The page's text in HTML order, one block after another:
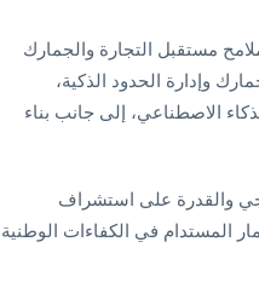
مستقبل التجارة والجمارك
وإدارة الحدود الذكية،
الاصطناعي، إلى جانب بناء
والقدرة على استشراف
المستدام في الكفاءات الوطنية